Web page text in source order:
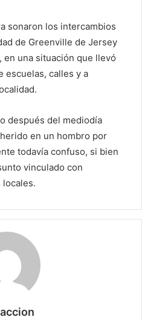
sonaron los intercambios
de Greenville de Jersey
en una situación que llevó
escuelas, calles y a
después del mediodía
en un hombro por
todavía confuso, si bien
vinculado con